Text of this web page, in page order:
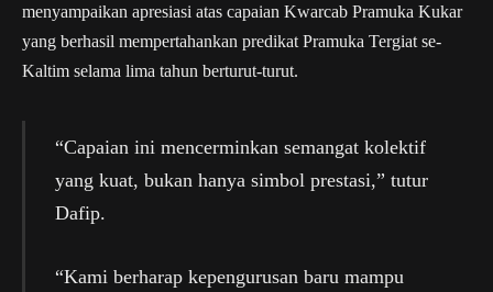
menyampaikan apresiasi atas capaian Kwarcab Pramuka Kukar
yang berhasil mempertahankan predikat Pramuka Tergiat se-
Kaltim selama lima tahun berturut-turut.
“Capaian ini mencerminkan semangat kolektif
yang kuat, bukan hanya simbol prestasi,” tutur
Dafip.
“Kami berharap kepengurusan baru mampu